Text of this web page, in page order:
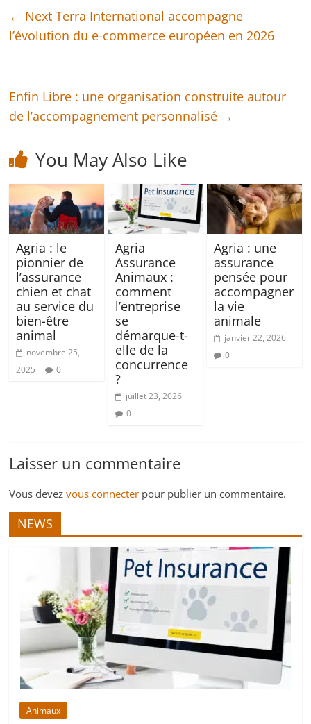
← Next Terra International accompagne
l’évolution du e-commerce européen en 2026
Enfin Libre : une organisation construite autour
de l’accompagnement personnalisé →
You May Also Like
Agria : le
pionnier de
l’assurance
chien et chat
au service du
bien-être
animal
novembre 25,
2025
0
Agria
Assurance
Animaux :
comment
l’entreprise
se
démarque-t-
elle de la
concurrence
?
juillet 23, 2026
0
Agria : une
assurance
pensée pour
accompagner
la vie
animale
janvier 22, 2026
0
Laisser un commentaire
Vous devezvous connecter pour publier un commentaire.
NEWS
Animaux